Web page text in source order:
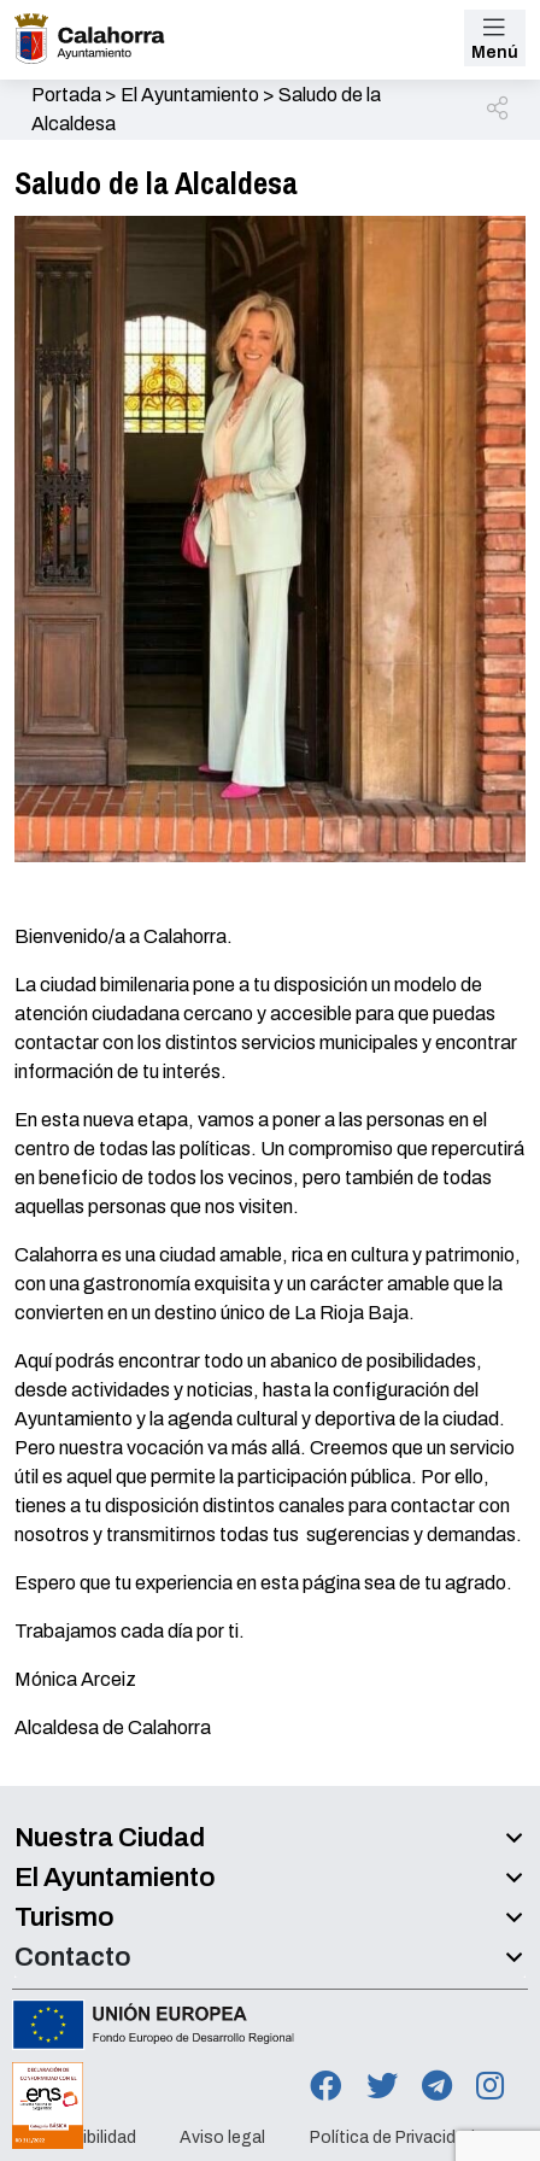
Menú
Portada> El Ayuntamiento> Saludo de la
Alcaldesa
Saludo de la Alcaldesa
Bienvenido/a a Calahorra.
La ciudad bimilenaria pone a tu disposición un modelo de
atención ciudadana cercano y accesible para que puedas
contactar con los distintos servicios municipales y encontrar
información de tu interés.
En esta nueva etapa, vamos a poner a las personas en el
centro de todas las políticas. Un compromiso que repercutirá
en beneficio de todos los vecinos, pero también de todas
aquellas personas que nos visiten.
Calahorra es una ciudad amable, rica en cultura y patrimonio,
con una gastronomía exquisita y un carácter amable que la
convierten en un destino único de La Rioja Baja.
Aquí podrás encontrar todo un abanico de posibilidades,
desde actividades y noticias, hasta la configuración del
Ayuntamiento y la agenda cultural y deportiva de la ciudad.
Pero nuestra vocación va más allá. Creemos que un servicio
útil es aquel que permite la participación pública. Por ello,
tienes a tu disposición distintos canales para contactar con
nosotros y transmitirnos todas tus sugerencias y demandas.
Espero que tu experiencia en esta página sea de tu agrado.
Trabajamos cada día por ti.
Mónica Arceiz
Alcaldesa de Calahorra
Nuestra Ciudad
El Ayuntamiento
Turismo
Contacto
Accesibilidad Aviso legal Política de Privacidad